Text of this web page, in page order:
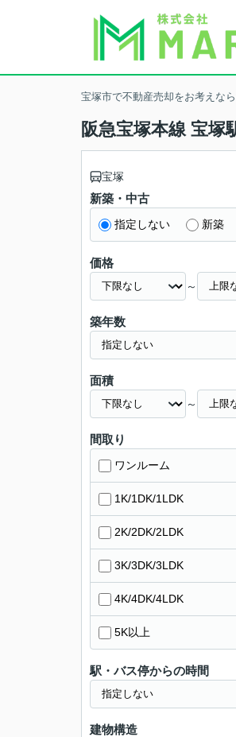
宝塚市で不動産売却をお考えな
阪急宝塚本線 宝塚
宝塚
新築・中古
指定しない 新築
価格
～
築年数
面積
～
間取り
ワンルーム
1K/1DK/1LDK
2K/2DK/2LDK
3K/3DK/3LDK
4K/4DK/4LDK
5K以上
駅・バス停からの時間
建物構造